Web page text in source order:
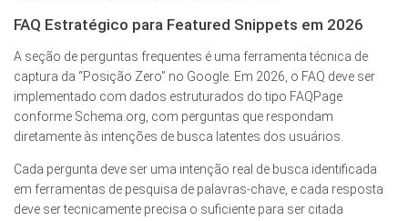
FAQ Estratégico para Featured Snippets em 2026
A seção de perguntas frequentes é uma ferramenta técnica de
captura da “Posição Zero” no Google. Em 2026, o FAQ deve ser
implementado com dados estruturados do tipo FAQPage
conforme Schema.org, com perguntas que respondam
diretamente às intenções de busca latentes dos usuários.
Cada pergunta deve ser uma intenção real de busca identificada
em ferramentas de pesquisa de palavras-chave, e cada resposta
deve ser tecnicamente precisa o suficiente para ser citada